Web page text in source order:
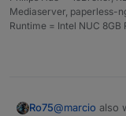
Mediaserver, paperless-
Runtime = Intel NUC 8GB
Ro75@marcio also